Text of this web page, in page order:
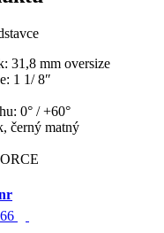
31,8 mm oversize
1 1/ 8″
0° / +60°
černý matný